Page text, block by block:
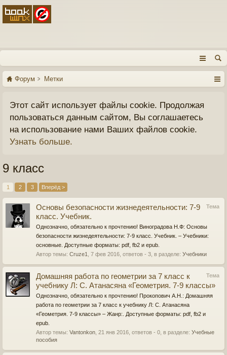
Форум Метки
Этот сайт использует файлы cookie. Продолжая
пользоваться данным сайтом, Вы соглашаетесь
на использование нами Ваших файлов cookie.
Узнать больше.
9 класс
1 2 3 Вперёд >
Тема
Основы безопасности жизнедеятельности: 7-9
класс. Учебник.
Однозначно, обязательно к прочтению! Виноградова Н.Ф: Основы
безопасности жизнедеятельности: 7-9 класс. Учебник. – Учебники:
основные. Доступные форматы: pdf, fb2 и epub.
Автор темы: Cruze1 7 фев 2016 , ответов - 3, в разделе: Учебники
Тема
Домашняя работа по геометрии за 7 класс к
учебнику Л: С. Атанасяна «Геометрия. 7-9 классы»
Однозначно, обязательно к прочтению! Прокопович А.Н.: Домашняя
работа по геометрии за 7 класс к учебнику Л: С. Атанасяна
«Геометрия. 7-9 классы» – Жанр:. Доступные форматы: pdf, fb2 и
epub.
Автор темы: Vantonkon 21 янв 2016 , ответов - 0, в разделе: Учебные
пособия